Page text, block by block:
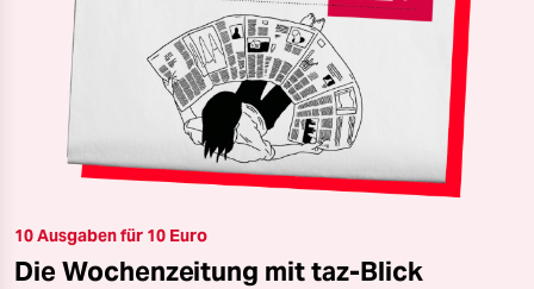
10 Ausgaben für 10 Euro
Die Wochenzeitung mit taz-Blick